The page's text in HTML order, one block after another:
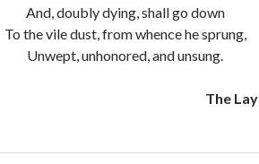
And, doubly dying, shall go down
To the vile dust, from whence he sprung,
Unwept, unhonored, and unsung.
The